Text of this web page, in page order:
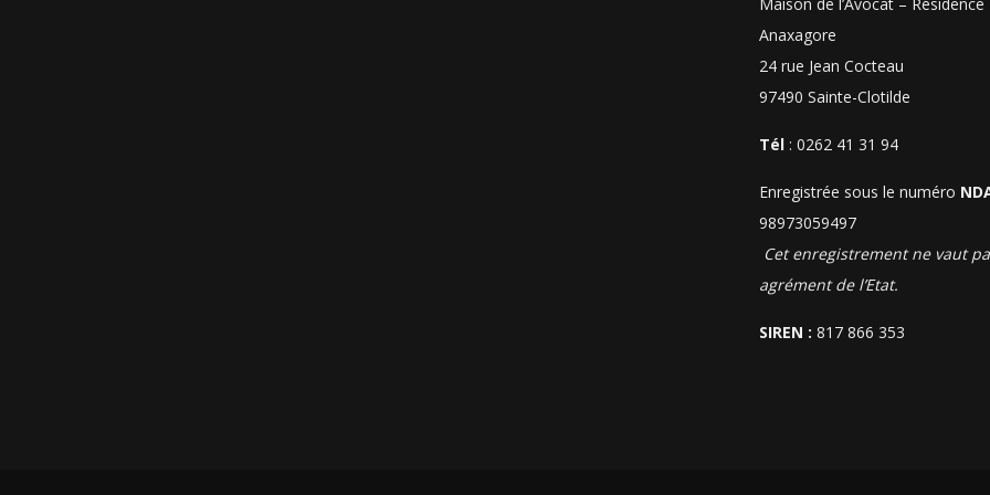
Anaxagore
24 rue Jean Cocteau
97490 Sainte-Clotilde
Tél : 0262 41 31 94
Enregistrée sous le numéro
98973059497
Cet enregistrement ne vaut
agrément de l’Etat.
SIREN : 817 866 353